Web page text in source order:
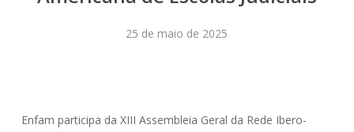
25 de maio de 2025
Enfam participa da XIII Assembleia Geral da Rede Ibero-